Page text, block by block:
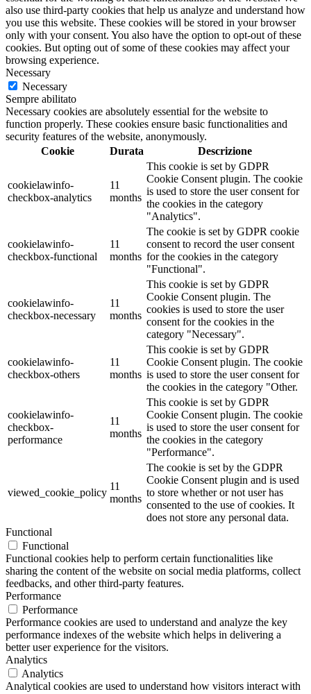
also use third-party cookies that help us analyze and understand how
you use this website. These cookies will be stored in your browser
only with your consent. You also have the option to opt-out of these
cookies. But opting out of some of these cookies may affect your
browsing experience.
Necessary
Necessary
Sempre abilitato
Necessary cookies are absolutely essential for the website to
function properly. These cookies ensure basic functionalities and
security features of the website, anonymously.
Cookie
Durata Descrizione
cookielawinfo-
checkbox-analytics
11
months
This cookie is set by GDPR
Cookie Consent plugin. The cookie
is used to store the user consent for
the cookies in the category
"Analytics".
cookielawinfo-
checkbox-functional
11
months
The cookie is set by GDPR cookie
consent to record the user consent
for the cookies in the category
"Functional".
cookielawinfo-
checkbox-necessary
11
months
This cookie is set by GDPR
Cookie Consent plugin. The
cookies is used to store the user
consent for the cookies in the
category "Necessary".
cookielawinfo-
checkbox-others
11
months
This cookie is set by GDPR
Cookie Consent plugin. The cookie
is used to store the user consent for
the cookies in the category "Other.
cookielawinfo-
checkbox-
performance
11
months
This cookie is set by GDPR
Cookie Consent plugin. The cookie
is used to store the user consent for
the cookies in the category
"Performance".
viewed_cookie_policy
11
months
The cookie is set by the GDPR
Cookie Consent plugin and is used
to store whether or not user has
consented to the use of cookies. It
does not store any personal data.
Functional
Functional
Functional cookies help to perform certain functionalities like
sharing the content of the website on social media platforms, collect
feedbacks, and other third-party features.
Performance
Performance
Performance cookies are used to understand and analyze the key
performance indexes of the website which helps in delivering a
better user experience for the visitors.
Analytics
Analytics
Analytical cookies are used to understand how visitors interact with